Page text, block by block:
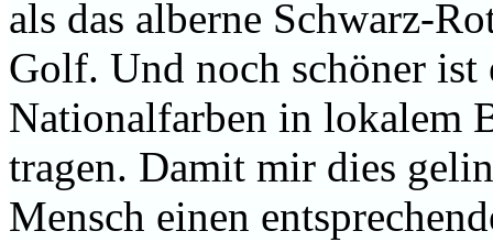
als das alberne Schwarz-
Golf. Und noch schöner ist
Nationalfarben in lokalem
tragen. Damit mir dies
Mensch einen